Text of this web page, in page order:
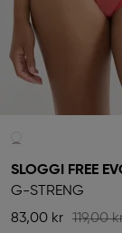
SLOGGI FREE
G-STRENG
83,00 kr
119,00